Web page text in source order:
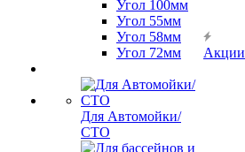
Угол 100мм
Угол 55мм
Угол 58мм
Угол 72мм
Для Автомойки/
СТО
Акции